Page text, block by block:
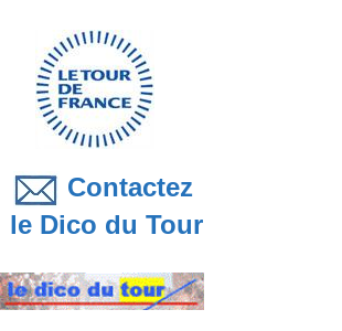
Contactez
le Dico du Tour